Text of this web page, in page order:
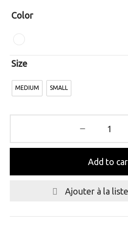
Color
Size
MEDIUM SMALL
Add to
Ajouter à la